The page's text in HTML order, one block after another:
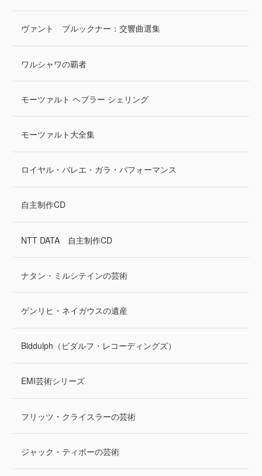
ヴァント ブルックナー：交響曲選集
ワルシャワの覇者
モーツァルト ヘブラー シェリング
モーツァルト大全集
ロイヤル・バレエ・ガラ・パフォーマンス
自主制作CD
NTT DATA 自主制作CD
ナタン・ミルシテインの芸術
ゲンリヒ・ネイガウスの遺産
Biddulph（ビダルフ・レコーディングズ）
EMI芸術シリーズ
フリッツ・クライスラーの芸術
ジャック・ティボーの芸術